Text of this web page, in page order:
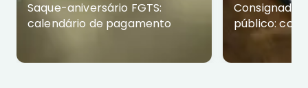
Saque-aniversário FGTS:
calendário de pagamento
Consignado
público: